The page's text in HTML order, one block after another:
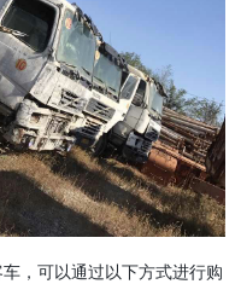
，可以通过以下方式进行购